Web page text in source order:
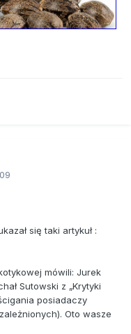
się taki artykuł :
mówili: Jurek
Sutowski z „Krytyki
posiadaczy
Oto wasze